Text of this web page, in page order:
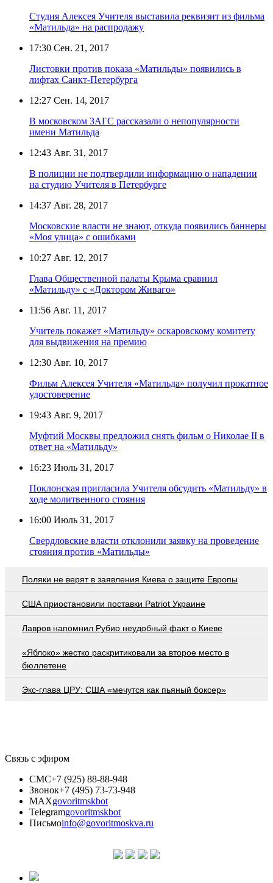
Студия Алексея Учителя выставила реквизит из фильма
«Матильда» на распродажу
17:30 Сен. 21, 2017
Листовки против показа «Матильды» появились в
лифтах Санкт-Петербурга
12:27 Сен. 14, 2017
В московском ЗАГС рассказали о непопулярности
имени Матильда
12:43 Авг. 31, 2017
В полиции не подтвердили информацию о нападении
на студию Учителя в Петербурге
14:37 Авг. 28, 2017
Московские власти не знают, откуда появились баннеры
«Моя улица» с ошибками
10:27 Авг. 12, 2017
Глава Общественной палаты Крыма сравнил
«Матильду» с «Доктором Живаго»
11:56 Авг. 11, 2017
Учитель покажет «Матильду» оскаровскому комитету
для выдвижения на премию
12:30 Авг. 10, 2017
Фильм Алексея Учителя «Матильда» получил прокатное
удостоверение
19:43 Авг. 9, 2017
Муфтий Москвы предложил снять фильм о Николае II в
ответ на «Матильду»
16:23 Июль 31, 2017
Поклонская пригласила Учителя обсудить «Матильду» в
ходе молитвенного стояния
16:00 Июль 31, 2017
Свердловские власти отклонили заявку на проведение
стояния против «Матильды»
Поляки не верят в заявления Киева о защите Европы
США приостановили поставки Patriot Украине
Лавров напомнил Рубио неудобный факт о Киеве
«Яблоко» жестко раскритиковали за второе место в
бюллетене
Экс-глава ЦРУ: США «мечутся как пьяный боксер»
Связь с эфиром
СМС+7 (925) 88-88-948
Звонок+7 (495) 73-73-948
MAXgovoritmskbot
Telegramgovoritmskbot
Письмоinfo@govoritmoskva.ru